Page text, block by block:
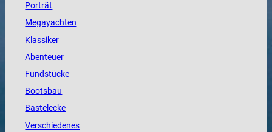
Porträt
Megayachten
Klassiker
Abenteuer
Fundstücke
Bootsbau
Bastelecke
Verschiedenes